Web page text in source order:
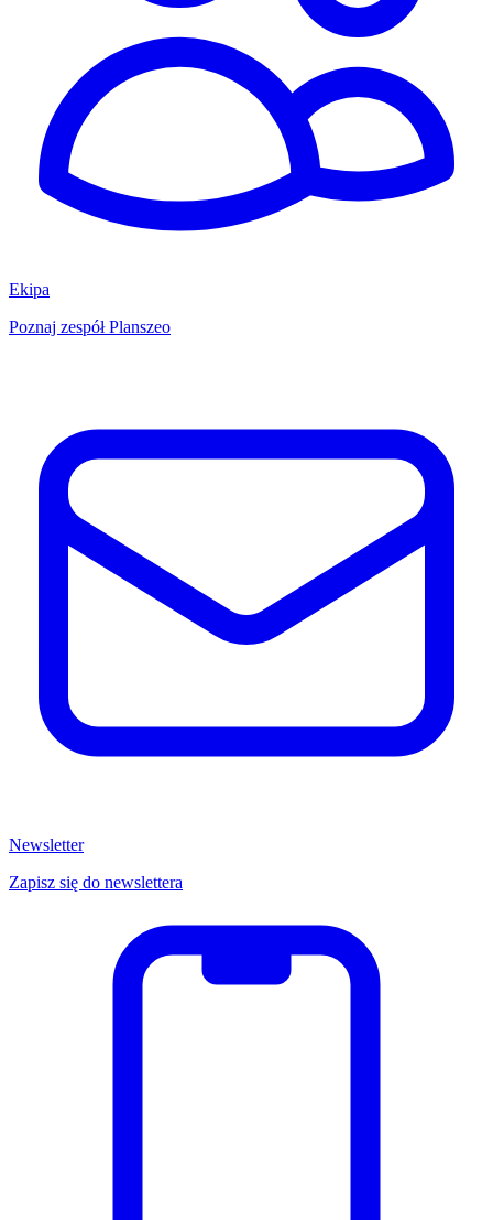
Ekipa
Poznaj zespół Planszeo
Newsletter
Zapisz się do newslettera